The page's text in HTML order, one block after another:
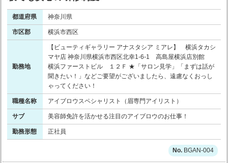
都道府県 神奈川県
市区郡 横浜市西区
勤務地
【ビューティギャラリー アナスタシア ミアレ】 横浜タカシ
マヤ店 神奈川県横浜市西区北幸1-6-1 高島屋横浜店別館
横浜ファーストビル １２Ｆ ★「サロン見学」「まずは話が
聞きたい！」などご要望がございましたら、遠慮なくおっし
ゃってください！
職種名称 アイブロウスペシャリスト（眉専門アイリスト）
サブ 美容師免許を活かせる注目のアイブロウのお仕事！
勤務形態 正社員
BGAN-004